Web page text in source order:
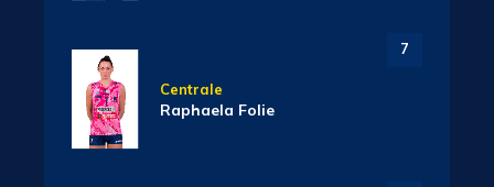
7
Centrale
Raphaela Folie